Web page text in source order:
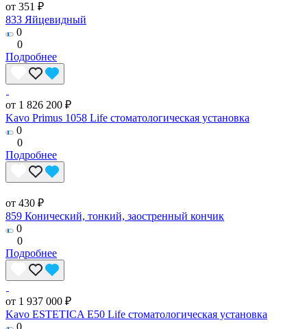
от 351 ₽
833 Яйцевидный
0
0
Подробнее
от 1 826 200 ₽
Kavo Primus 1058 Life стоматологическая установка
0
0
Подробнее
от 430 ₽
859 Конический, тонкий, заостренный кончик
0
0
Подробнее
от 1 937 000 ₽
Kavo ESTETICA E50 Life стоматологическая установка